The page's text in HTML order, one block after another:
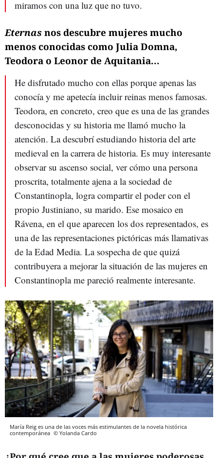
miramos con una luz que no tuvo.
Eternasnos descubre mujeres mucho
menos conocidas como Julia Domna,
Teodora o Leonor de Aquitania...
He disfrutado mucho con ellas porque apenas las
conocía y me apetecía incluir reinas menos famosas.
Teodora, en concreto, creo que es una de las grandes
desconocidas y su historia me llamó mucho la
atención. La descubrí estudiando historia del arte
medieval en la carrera de historia. Es muy interesante
observar su ascenso social, ver cómo una persona
proscrita, totalmente ajena a la sociedad de
Constantinopla, logra compartir el poder con el
propio Justiniano, su marido. Ese mosaico en
Rávena, en el que aparecen los dos representados, es
una de las representaciones pictóricas más llamativas
de la Edad Media. La sospecha de que quizá
contribuyera a mejorar la situación de las mujeres en
Constantinopla me pareció realmente interesante.
María Reig es una de las voces más estimulantes de la novela histórica
contemporánea © Yolanda Cardo